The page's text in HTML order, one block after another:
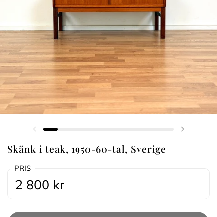
Föregående bild
Skänk i teak, 1950-60-tal, Sverige
PRIS
2 800 kr